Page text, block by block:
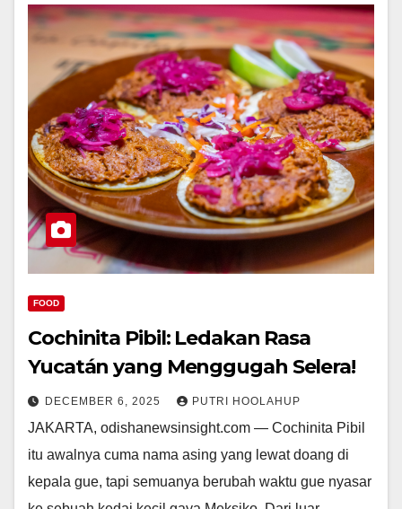
FOOD
Cochinita Pibil: Ledakan Rasa
Yucatán yang Menggugah Selera!
DECEMBER 6, 2025 PUTRI HOOLAHUP
JAKARTA, odishanewsinsight.com — Cochinita Pibil
itu awalnya cuma nama asing yang lewat doang di
kepala gue, tapi semuanya berubah waktu gue nyasar